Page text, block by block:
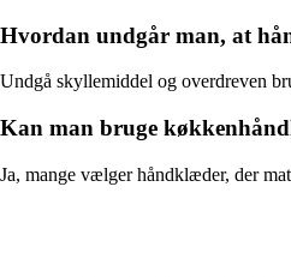
Hvordan undgår man, at
Undgå skyllemiddel og overdreven
Kan man bruge
Ja, mange vælger håndklæder, der